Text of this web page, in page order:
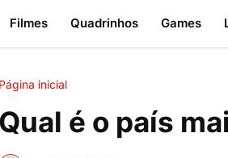
Filmes Quadrinhos Games
Página inicial
Qual é o país